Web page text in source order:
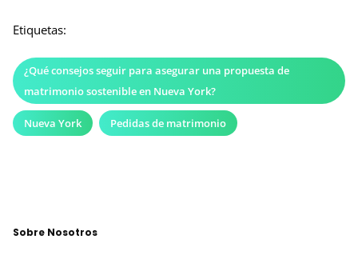
Etiquetas:
¿Qué consejos seguir para asegurar una propuesta de
matrimonio sostenible en Nueva York?
Nueva York Pedidas de matrimonio
Sobre Nosotros